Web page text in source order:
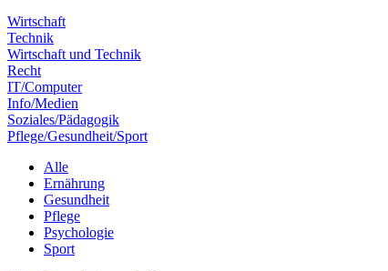
Wirtschaft
Technik
Wirtschaft und Technik
Recht
IT/Computer
Info/Medien
Soziales/Pädagogik
Pflege/Gesundheit/Sport
Alle
Ernährung
Gesundheit
Pflege
Psychologie
Sport